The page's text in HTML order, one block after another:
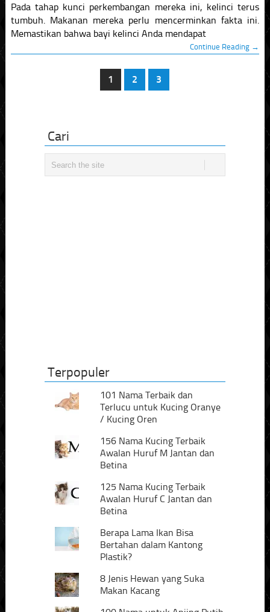
Pada tahap kunci perkembangan mereka ini, kelinci terus
tumbuh. Makanan mereka perlu mencerminkan fakta ini.
Memastikan bahwa bayi kelinci Anda mendapat
Continue Reading →
1 2 3
Cari
Terpopuler
101 Nama Terbaik dan
Terlucu untuk Kucing Oranye
/ Kucing Oren
156 Nama Kucing Terbaik
Awalan Huruf M Jantan dan
Betina
125 Nama Kucing Terbaik
Awalan Huruf C Jantan dan
Betina
Berapa Lama Ikan Bisa
Bertahan dalam Kantong
Plastik?
8 Jenis Hewan yang Suka
Makan Kacang